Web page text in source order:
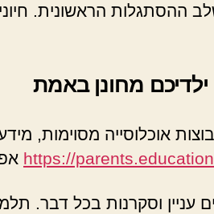
הראשונית. חיוני
מחונן באמת
אוכלוסייה מסוימות,
https://
עניין וסקרנות בכל דבר.